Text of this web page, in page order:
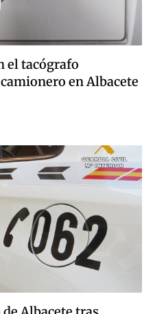
el tacógrafo
en Albacete